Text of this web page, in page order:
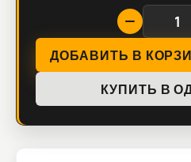
ДОБАВИТЬ В
КУПИТЬ В